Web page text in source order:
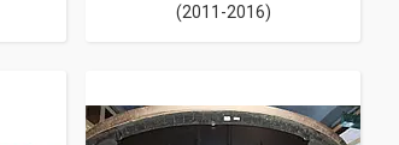
(2011-2016)